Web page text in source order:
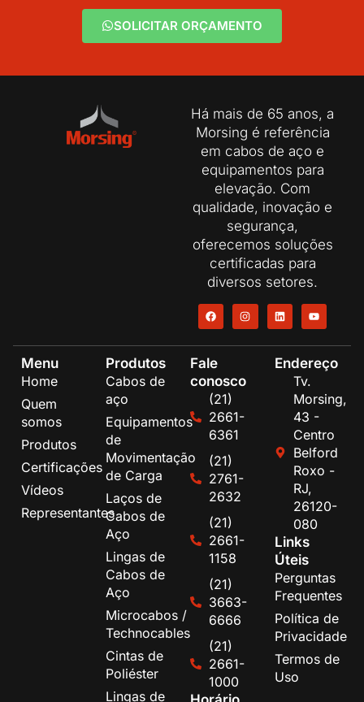
SOLICITAR ORÇAMENTO
Há mais de 65 anos, a
Morsing é referência
em cabos de aço e
equipamentos para
elevação. Com
qualidade, inovação e
segurança,
oferecemos soluções
certificadas para
diversos setores.
Menu
Home
Quem
somos
Produtos
Certificações
Vídeos
Representantes
Produtos
Cabos de
aço
Equipamentos
de
Movimentação
de Carga
Laços de
Cabos de
Aço
Lingas de
Cabos de
Aço
Microcabos /
Technocables
Cintas de
Poliéster
Lingas de
Fale
conosco
(21)
2661-
6361
(21)
2761-
2632
(21)
2661-
1158
(21)
3663-
6666
(21)
2661-
1000
Endereço
Tv.
Morsing,
43 -
Centro
Belford
Roxo -
RJ,
26120-
080
Links
Úteis
Perguntas
Frequentes
Política de
Privacidade
Termos de
Uso